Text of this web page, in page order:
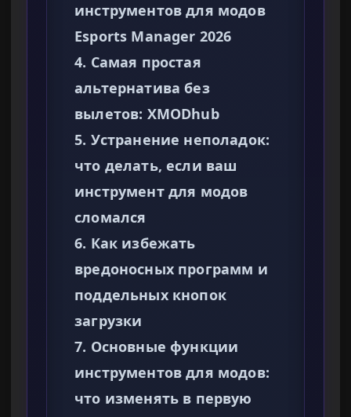
инструментов для модов
Esports Manager 2026
4. Самая простая
альтернатива без
вылетов: XMODhub
5. Устранение неполадок:
что делать, если ваш
инструмент для модов
сломался
6. Как избежать
вредоносных программ и
поддельных кнопок
загрузки
7. Основные функции
инструментов для модов:
что изменять в первую